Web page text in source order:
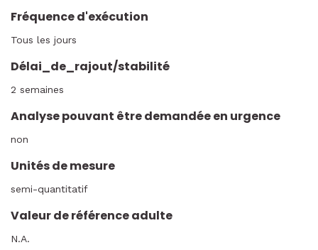
Fréquence d'exécution
Tous les jours
Délai_de_rajout/stabilité
2 semaines
Analyse pouvant être demandée en urgence
non
Unités de mesure
semi-quantitatif
Valeur de référence adulte
N.A.